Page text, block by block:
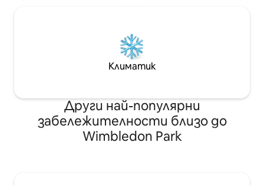
Климатик
Други най-популярни
забележителности близо до
Wimbledon Park